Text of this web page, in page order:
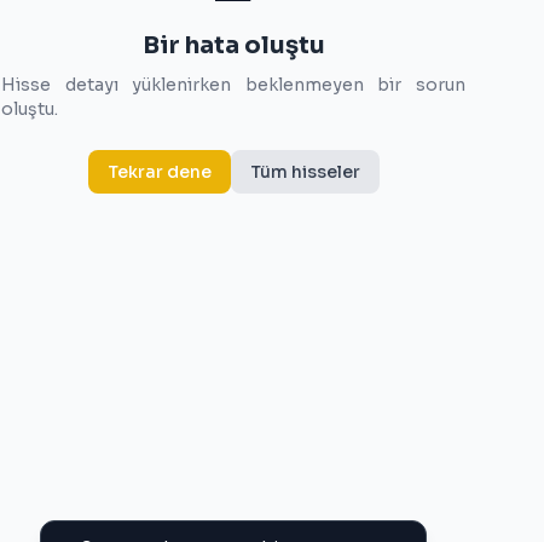
Bir hata oluştu
Hisse detayı yüklenirken beklenmeyen bir sorun
oluştu.
Tekrar dene Tüm hisseler